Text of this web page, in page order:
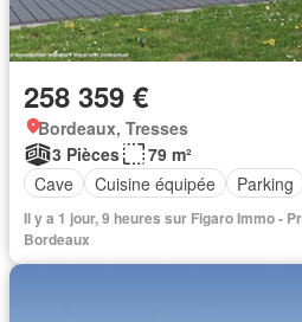
258 359 €
Bordeaux, Tresses
3 Pièces
79 m²
Cave
Cuisine équipée Parking
Il y a 1 jour, 9 heures sur Figaro Immo -
Bordeaux